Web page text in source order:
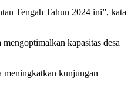
Tengah Tahun 2024 ini”, kata
kapasitas desa
meningkatkan kunjungan